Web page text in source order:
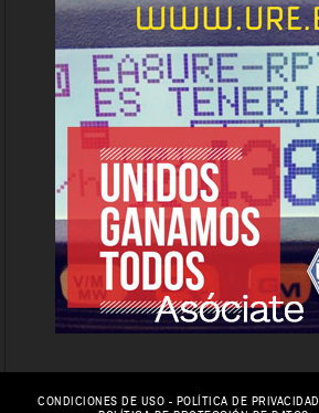
CONDICIONES DE USO - POLÍTICA DE PRIVACIDAD